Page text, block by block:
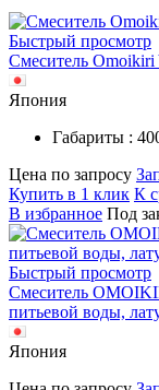
Быстрый просмотр
Смеситель
Япония
Габариты :
Цена по запросу
Купить в 1 клик К
В избранное Под
Быстрый просмотр
Смеситель
питьевой воды,
Япония